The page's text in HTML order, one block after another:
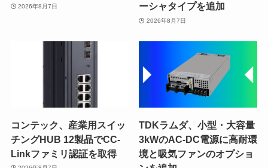
2026年8月7日
ーシャタイプを追加
2026年8月7日
コンテック、産業用スイッ
チングHUB 12製品でCC-
Linkファミリ認証を取得
TDKラムダ、小型・大容量
3kWのAC-DC電源に高耐環
境と吸気ファンのオプショ